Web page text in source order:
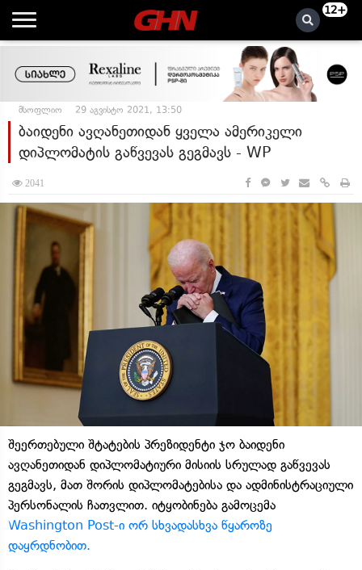
12+
მსოფლიო 29 აგვისტო 2021, 13:50
ბაიდენი ავღანეთიდან ყველა ამერიკელი
დიპლომატის გაწვევას გეგმავს - WP
2041
შეერთებული შტატების პრეზიდენტი ჯო ბაიდენი
ავღანეთიდან დიპლომატიური მისიის სრულად გაწვევას
გეგმავს, მათ შორის დიპლომატებისა და ადმინისტრაციული
პერსონალის ჩათვლით. იტყობინება გამოცემა
Washington Post-ი ორ სხვადასხვა წყაროზე
დაყრდნობით.